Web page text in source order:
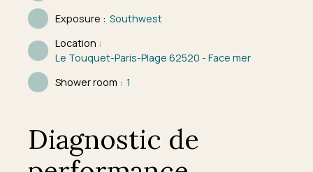
Exposure : Southwest
Location :
Le Touquet-Paris-Plage 62520 - Face mer
Shower room : 1
Diagnostic de